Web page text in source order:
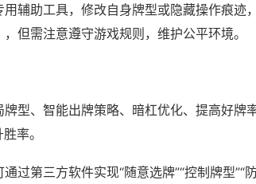
辅助工具，修改自身牌型或隐藏操作痕迹
但需注意遵守游戏规则，维护公平环境。
型、智能出牌策略、暗杠优化、提高好牌
率。
过第三方软件实现“随意选牌”“控制牌型”“